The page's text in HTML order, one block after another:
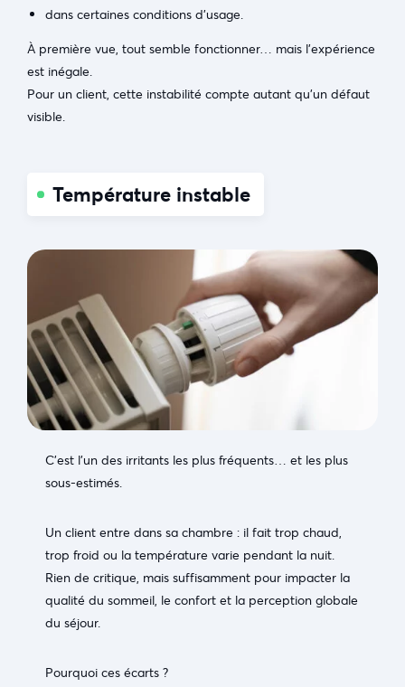
dans certaines conditions d’usage.
À première vue, tout semble fonctionner… mais l’expérience
est inégale.
Pour un client, cette instabilité compte autant qu’un défaut
visible.
Température instable
C’est l’un des irritants les plus fréquents… et les plus
sous-estimés.
Un client entre dans sa chambre : il fait trop chaud,
trop froid ou la température varie pendant la nuit.
Rien de critique, mais suffisamment pour impacter la
qualité du sommeil, le confort et la perception globale
du séjour.
Pourquoi ces écarts ?